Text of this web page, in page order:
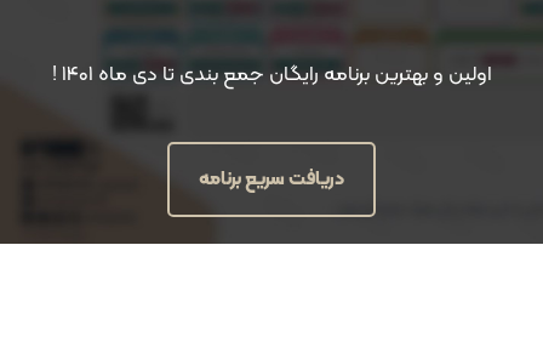
اولین و بهترین برنامه رایگان جمع بندی تا دی ماه ۱۴۰۱ !
دریافت سریع برنامه